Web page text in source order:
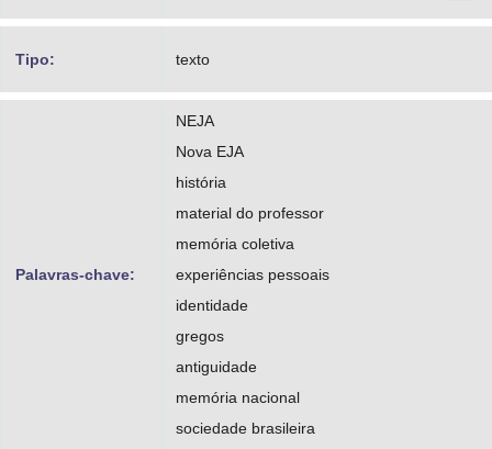
Tipo: texto
Palavras-chave:
NEJA
Nova EJA
história
material do professor
memória coletiva
experiências pessoais
identidade
gregos
antiguidade
memória nacional
sociedade brasileira